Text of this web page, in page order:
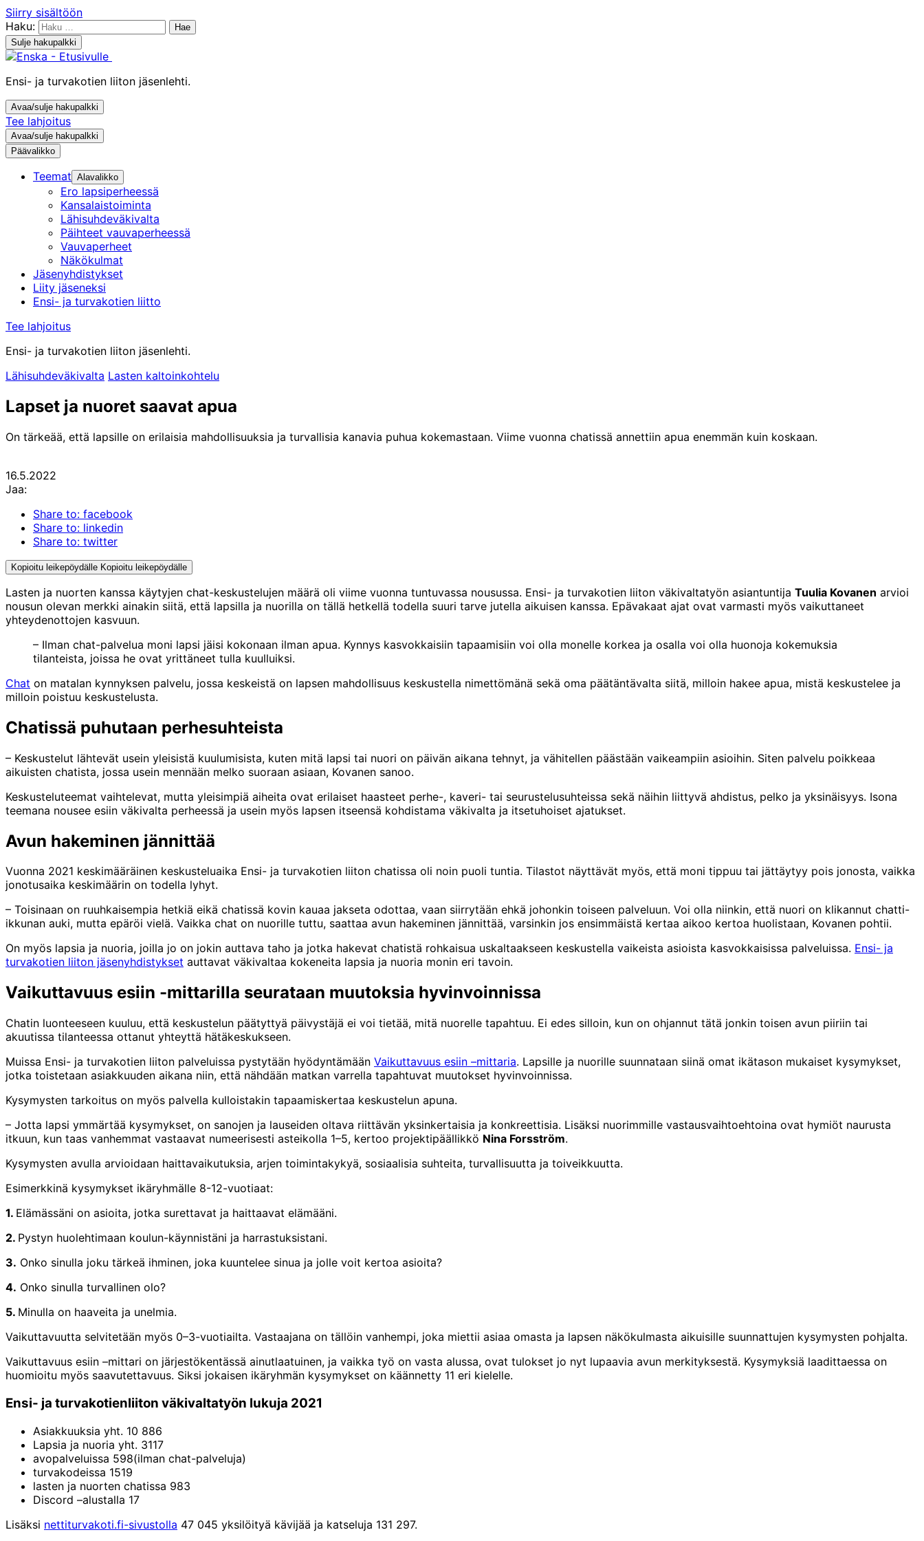
Siirry sisältöön
Haku:
Sulje hakupalkki
Ensi- ja turvakotien liiton jäsenlehti.
Avaa/sulje hakupalkki
Tee lahjoitus
Avaa/sulje hakupalkki
Päävalikko
Teemat Alavalikko
Ero lapsiperheessä
Kansalaistoiminta
Lähisuhdeväkivalta
Päihteet vauvaperheessä
Vauvaperheet
Näkökulmat
Jäsenyhdistykset
Liity jäseneksi
Ensi- ja turvakotien liitto
Tee lahjoitus
Ensi- ja turvakotien liiton jäsenlehti.
Lähisuhdeväkivalta Lasten kaltoinkohtelu
Lapset ja nuoret saavat apua
On tärkeää, että lapsille on erilaisia mahdollisuuksia ja turvallisia kanavia puhua kokemastaan. Viime vuonna chatissä annettiin apua enemmän kuin koskaan.
16.5.2022
Jaa:
Share to: facebook
Share to: linkedin
Share to: twitter
Kopioitu leikepöydälle Kopioitu leikepöydälle
Lasten ja nuorten kanssa käytyjen chat-keskustelujen määrä oli viime vuonna tuntuvassa nousussa. Ensi- ja turvakotien liiton väkivaltatyön asiantuntija Tuulia Kovanen arvioi
nousun olevan merkki ainakin siitä, että lapsilla ja nuorilla on tällä hetkellä todella suuri tarve jutella aikuisen kanssa. Epävakaat ajat ovat varmasti myös vaikuttaneet
yhteydenottojen kasvuun.
– Ilman chat-palvelua moni lapsi jäisi kokonaan ilman apua. Kynnys kasvokkaisiin tapaamisiin voi olla monelle korkea ja osalla voi olla huonoja kokemuksia
tilanteista, joissa he ovat yrittäneet tulla kuulluiksi.
Chat on matalan kynnyksen palvelu, jossa keskeistä on lapsen mahdollisuus keskustella nimettömänä sekä oma päätäntävalta siitä, milloin hakee apua, mistä keskustelee ja
milloin poistuu keskustelusta.
Chatissä puhutaan perhesuhteista
– Keskustelut lähtevät usein yleisistä kuulumisista, kuten mitä lapsi tai nuori on päivän aikana tehnyt, ja vähitellen päästään vaikeampiin asioihin. Siten palvelu poikkeaa
aikuisten chatista, jossa usein mennään melko suoraan asiaan, Kovanen sanoo.
Keskusteluteemat vaihtelevat, mutta yleisimpiä aiheita ovat erilaiset haasteet perhe-, kaveri- tai seurustelusuhteissa sekä näihin liittyvä ahdistus, pelko ja yksinäisyys. Isona
teemana nousee esiin väkivalta perheessä ja usein myös lapsen itseensä kohdistama väkivalta ja itsetuhoiset ajatukset.
Avun hakeminen jännittää
Vuonna 2021 keskimääräinen keskusteluaika Ensi- ja turvakotien liiton chatissa oli noin puoli tuntia. Tilastot näyttävät myös, että moni tippuu tai jättäytyy pois jonosta, vaikka
jonotusaika keskimäärin on todella lyhyt.
– Toisinaan on ruuhkaisempia hetkiä eikä chatissä kovin kauaa jakseta odottaa, vaan siirrytään ehkä johonkin toiseen palveluun. Voi olla niinkin, että nuori on klikannut chatti-
ikkunan auki, mutta epäröi vielä. Vaikka chat on nuorille tuttu, saattaa avun hakeminen jännittää, varsinkin jos ensimmäistä kertaa aikoo kertoa huolistaan, Kovanen pohtii.
On myös lapsia ja nuoria, joilla jo on jokin auttava taho ja jotka hakevat chatistä rohkaisua uskaltaakseen keskustella vaikeista asioista kasvokkaisissa palveluissa. Ensi- ja
turvakotien liiton jäsenyhdistykset auttavat väkivaltaa kokeneita lapsia ja nuoria monin eri tavoin.
Vaikuttavuus esiin -mittarilla seurataan muutoksia hyvinvoinnissa
Chatin luonteeseen kuuluu, että keskustelun päätyttyä päivystäjä ei voi tietää, mitä nuorelle tapahtuu. Ei edes silloin, kun on ohjannut tätä jonkin toisen avun piiriin tai
akuutissa tilanteessa ottanut yhteyttä hätäkeskukseen.
Muissa Ensi- ja turvakotien liiton palveluissa pystytään hyödyntämään Vaikuttavuus esiin –mittaria. Lapsille ja nuorille suunnataan siinä omat ikätason mukaiset kysymykset,
jotka toistetaan asiakkuuden aikana niin, että nähdään matkan varrella tapahtuvat muutokset hyvinvoinnissa.
Kysymysten tarkoitus on myös palvella kulloistakin tapaamiskertaa keskustelun apuna.
– Jotta lapsi ymmärtää kysymykset, on sanojen ja lauseiden oltava riittävän yksinkertaisia ja konkreettisia. Lisäksi nuorimmille vastausvaihtoehtoina ovat hymiöt naurusta
itkuun, kun taas vanhemmat vastaavat numeerisesti asteikolla 1–5, kertoo projektipäällikkö Nina Forsström.
Kysymysten avulla arvioidaan haittavaikutuksia, arjen toimintakykyä, sosiaalisia suhteita, turvallisuutta ja toiveikkuutta.
Esimerkkinä kysymykset ikäryhmälle 8-12-vuotiaat:
1. Elämässäni on asioita, jotka surettavat ja haittaavat elämääni.
2. Pystyn huolehtimaan koulun-käynnistäni ja harrastuksistani.
3. Onko sinulla joku tärkeä ihminen, joka kuuntelee sinua ja jolle voit kertoa asioita?
4. Onko sinulla turvallinen olo?
5. Minulla on haaveita ja unelmia.
Vaikuttavuutta selvitetään myös 0–3-vuotiailta. Vastaajana on tällöin vanhempi, joka miettii asiaa omasta ja lapsen näkökulmasta aikuisille suunnattujen kysymysten pohjalta.
Vaikuttavuus esiin –mittari on järjestökentässä ainutlaatuinen, ja vaikka työ on vasta alussa, ovat tulokset jo nyt lupaavia avun merkityksestä. Kysymyksiä laadittaessa on
huomioitu myös saavutettavuus. Siksi jokaisen ikäryhmän kysymykset on käännetty 11 eri kielelle.
Ensi- ja turvakotienliiton väkivaltatyön lukuja 2021
Asiakkuuksia yht. 10 886
Lapsia ja nuoria yht. 3117
avopalveluissa 598(ilman chat-palveluja)
turvakodeissa 1519
lasten ja nuorten chatissa 983
Discord –alustalla 17
Lisäksi nettiturvakoti.fi-sivustolla 47 045 yksilöityä kävijää ja katseluja 131 297.